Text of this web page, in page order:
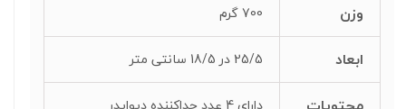
وزن 700 گرم
ابعاد 25/5 در 18/5 سانتی متر